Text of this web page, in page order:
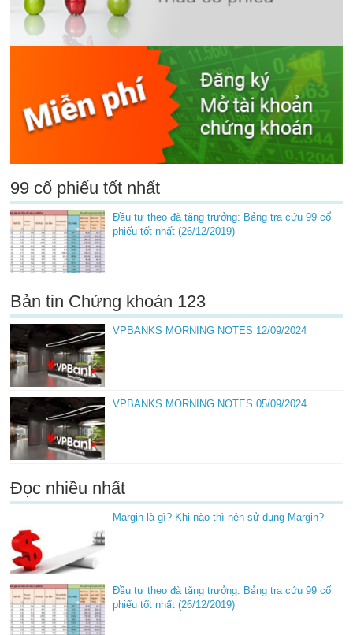
99 cổ phiếu tốt nhất
Đầu tư theo đà tăng trưởng: Bảng tra cứu 99 cổ
phiếu tốt nhất (26/12/2019)
Bản tin Chứng khoán 123
VPBANKS MORNING NOTES 12/09/2024
VPBANKS MORNING NOTES 05/09/2024
Đọc nhiều nhất
Margin là gì? Khi nào thì nên sử dụng Margin?
Đầu tư theo đà tăng trưởng: Bảng tra cứu 99 cổ
phiếu tốt nhất (26/12/2019)